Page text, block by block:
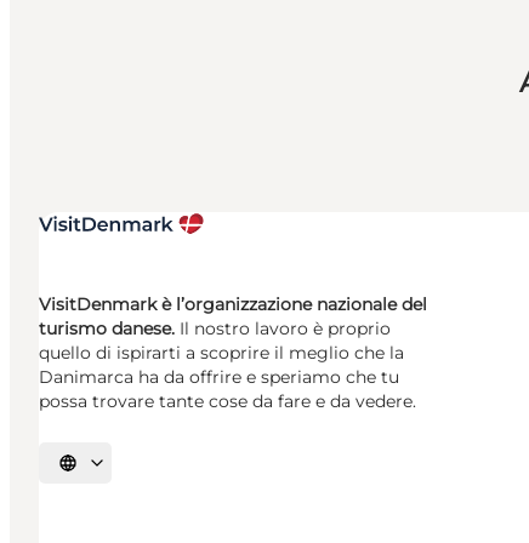
VisitDenmark è l’organizzazione nazionale del
turismo danese. Il nostro lavoro è proprio
quello di ispirarti a scoprire il meglio che la
Danimarca ha da offrire e speriamo che tu
possa trovare tante cose da fare e da vedere.
Seleziona la lingua